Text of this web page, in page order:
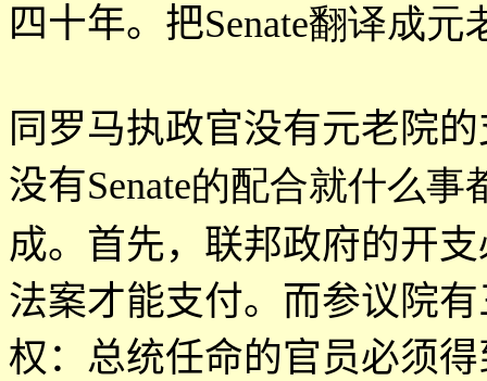
四十年。把Senate翻译成
同罗马执政官没有元老院
没有Senate的配合就什么事
成。首先，联邦政府的开
法案才能支付。而参议院
权：总统任命的官员必须得